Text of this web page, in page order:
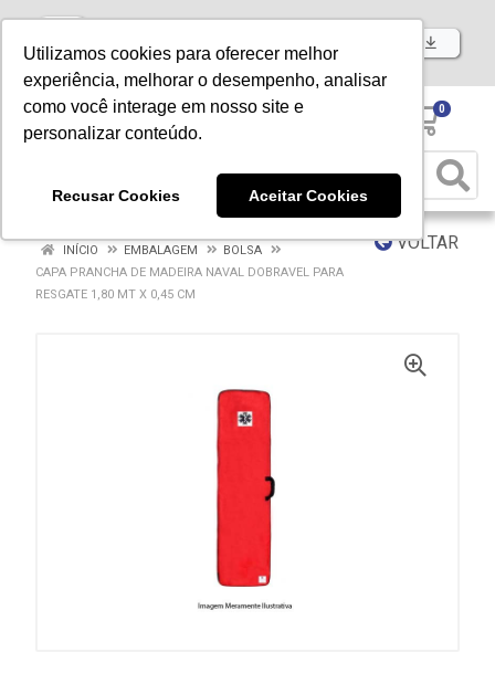
Utilizamos cookies para oferecer melhor
experiência, melhorar o desempenho, analisar
como você interage em nosso site e
personalizar conteúdo.
Recusar Cookies Aceitar Cookies
Baixe já nosso APP
0
VOLTAR
INÍCIO EMBALAGEM
BOLSA
CAPA PRANCHA DE MADEIRA NAVAL DOBRAVEL PARA
RESGATE 1,80 MT X 0,45 CM